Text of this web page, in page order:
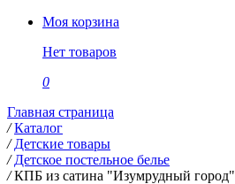
Моя корзина
Нет товаров
0
Главная страница
/ Каталог
/ Детские товары
/ Детское постельное белье
/ КПБ из сатина "Изумрудный город"